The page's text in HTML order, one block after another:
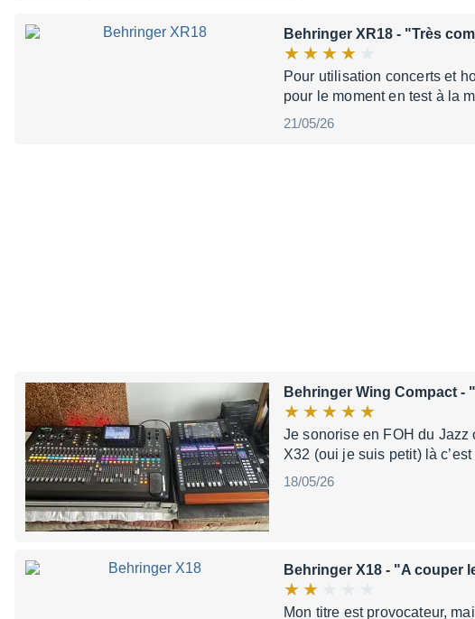
Behringer XR18 - "Très
Pour utilisation concerts et
pour le moment en test à la
21/05/26
Behringer Wing Compact -
Je sonorise en FOH du Jazz
X32 (oui je suis petit) là
18/05/26
Behringer X18 - "A couper
Mon titre est provocateur,